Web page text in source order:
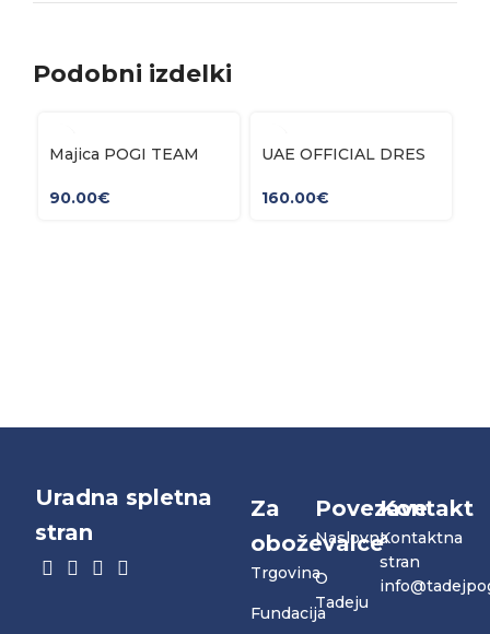
Podobni izdelki
Majica POGI TEAM
90.00€
UAE OFFICIAL DRES
160.00€
Uradna spletna
stran
Za
oboževalce
Trgovina
Fundacija
Povezave
Naslovna
O
Tadeju
Kontakt
Kontaktna
stran